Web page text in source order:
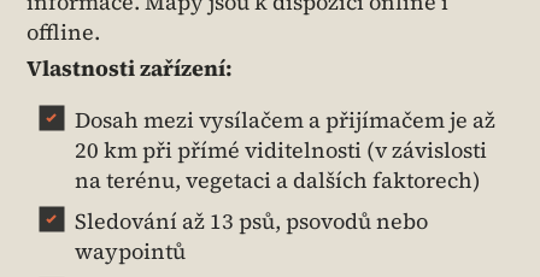
offline.
Vlastnosti zařízení:
Dosah mezi vysílačem a přijímačem je až
20 km při přímé viditelnosti (v závislosti
na terénu, vegetaci a dalších faktorech)
Sledování až 13 psů, psovodů nebo
waypointů